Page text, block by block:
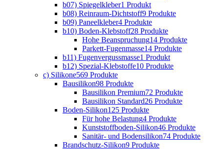
b07) Spiegelkleber1 Produkt
b08) Reinraum-Dichtstoff9 Produkte
b09) Paneelkleber4 Produkte
b10) Boden-Klebstoff28 Produkte
Hohe Beanspruchung14 Produkte
Parkett-Fugenmasse14 Produkte
b11) Fugenvergussmasse1 Produkt
b12) Spezial-Klebstoffe10 Produkte
c) Silikone569 Produkte
Bausilikon98 Produkte
Bausilikon Premium72 Produkte
Bausilikon Standard26 Produkte
Boden-Silikon125 Produkte
Für hohe Belastung4 Produkte
Kunststoffboden-Silikon46 Produkte
Sanitär- und Bodensilikon74 Produkte
Brandschutz-Silikon9 Produkte